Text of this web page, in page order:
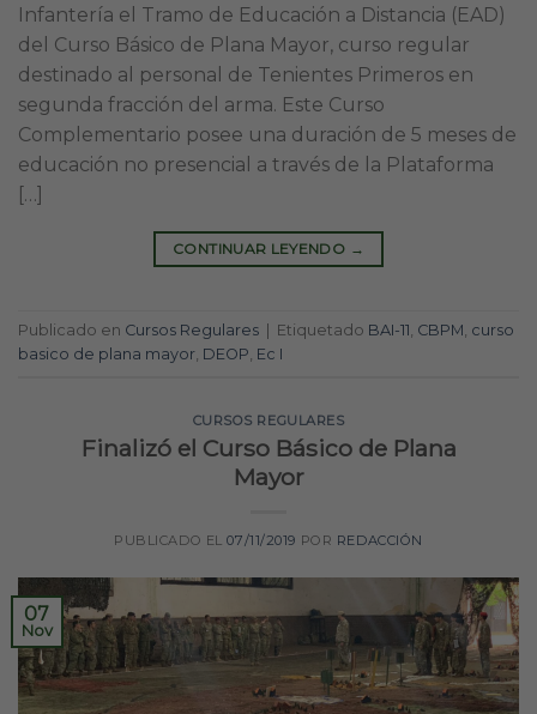
Infantería el Tramo de Educación a Distancia (EAD)
del Curso Básico de Plana Mayor, curso regular
destinado al personal de Tenientes Primeros en
segunda fracción del arma. Este Curso
Complementario posee una duración de 5 meses de
educación no presencial a través de la Plataforma
[…]
CONTINUAR LEYENDO →
Publicado en Cursos Regulares Etiquetado BAI-11 CBPM curso
basico de plana mayor DEOP Ec I
CURSOS REGULARES
Finalizó el Curso Básico de Plana
Mayor
PUBLICADO EL07/11/2019 POR REDACCIÓN
07
Nov